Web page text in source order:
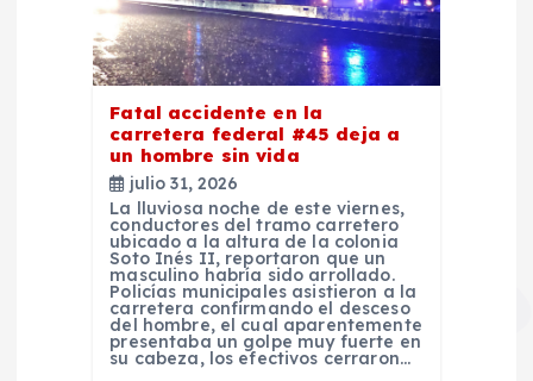
Fatal accidente en la
carretera federal #45 deja a
un hombre sin vida
julio 31, 2026
La lluviosa noche de este viernes,
conductores del tramo carretero
ubicado a la altura de la colonia
Soto Inés II, reportaron que un
masculino habría sido arrollado.
Policías municipales asistieron a la
carretera confirmando el desceso
del hombre, el cual aparentemente
presentaba un golpe muy fuerte en
su cabeza, los efectivos cerraron…